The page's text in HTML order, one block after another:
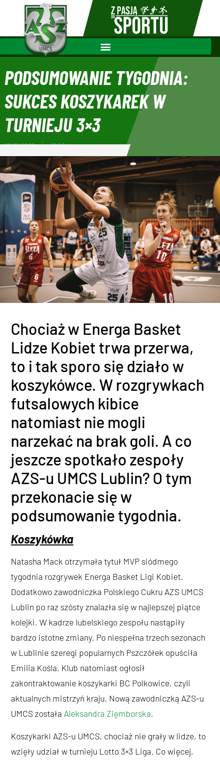
PODSUMOWANIE TYGODNIA:
SUKCES KOSZYKAREK W
TURNIEJU 3×3
28/11/2022 16:06
Chociaż w Energa Basket
Lidze Kobiet trwa przerwa,
to i tak sporo się działo w
koszykówce. W rozgrywkach
futsalowych kibice
natomiast nie mogli
narzekać na brak goli. A co
jeszcze spotkało zespoły
AZS-u UMCS Lublin? O tym
przekonacie się w
podsumowanie tygodnia.
Koszykówka
Natasha Mack otrzymała tytuł MVP siódmego
tygodnia rozgrywek Energa Basket Ligi Kobiet.
Dodatkowo zawodniczka Polskiego Cukru AZS UMCS
Lublin po raz szósty znalazła się w najlepszej piątce
kolejki. W kadrze lubelskiego zespołu nastąpiły
bardzo istotne zmiany. Po niespełna trzech sezonach
w Lublinie szeregi popularnych Pszczółek opuściła
Emilia Kośla. Klub natomiast ogłosił
zakontraktowanie koszykarki BC Polkowice, czyli
aktualnych mistrzyń kraju. Nową zawodniczką AZS-u
UMCS zostałaAleksandra Zięmborska.
Koszykarki AZS-u UMCS, chociaż nie grały w lidze, to
wzięły udział w turnieju Lotto 3×3 Liga. Co więcej,